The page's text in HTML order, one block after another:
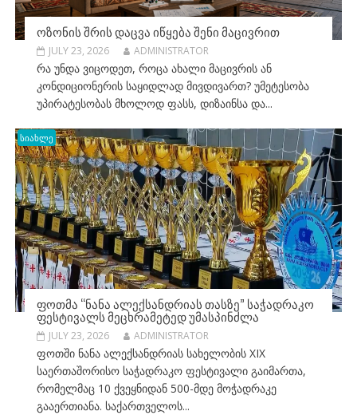
ᲝᲖᲝᲜᲘᲡ ᲨᲠᲘᲡ ᲓᲐᲪᲕᲐ ᲘᲬᲧᲔᲑᲐ ᲨᲔᲜᲘ ᲛᲐᲪᲘᲕᲠᲘᲗ
JULY 23, 2026 ADMINISTRATOR
რა უნდა ვიცოდეთ, როცა ახალი მაცივრის ან
კონდიციონერის საყიდლად მივდივართ? უმეტესობა
უპირატესობას მხოლოდ ფასს, დიზაინსა და...
სიახლე
ᲤᲝᲗᲛᲐ “ᲜᲐᲜᲐ ᲐᲚᲔᲥᲡᲐᲜᲓᲠᲘᲐᲡ ᲗᲐᲡᲖᲔ” ᲡᲐᲭᲐᲓᲠᲐᲙᲝ
ᲤᲔᲡᲢᲘᲕᲐᲚᲡ ᲛᲔᲪᲮᲠᲐᲛᲔᲢᲔᲓ ᲣᲛᲐᲡᲞᲘᲜᲫᲚᲐ
JULY 23, 2026 ADMINISTRATOR
ფოთში ნანა ალექსანდრიას სახელობის XIX
საერთაშორისო საჭადრაკო ფესტივალი გაიმართა,
რომელმაც 10 ქვეყნიდან 500-მდე მოჭადრაკე
გააერთიანა. საქართველოს...